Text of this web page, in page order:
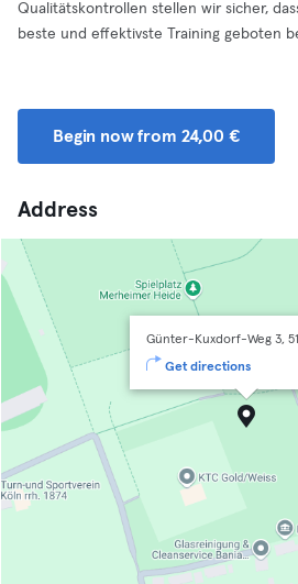
Qualitätskontrollen stellen wir sicher,
beste und effektivste Training geboten
Begin now from 24,00 €
Address
Günter-Kuxdorf-Weg 3,
Get directions